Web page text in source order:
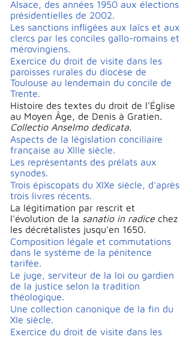
Alsace, des années 1950 aux élections
présidentielles de 2002.
Les sanctions infligées aux laïcs et aux
clercs par les conciles gallo-romains et
mérovingiens.
Exercice du droit de visite dans les
paroisses rurales du diocèse de
Toulouse au lendemain du concile de
Trente.
Histoire des textes du droit de l'Église
au Moyen Âge, de Denis à Gratien.
Collectio Anselmo dedicata
Aspects de la législation conciliaire
française au XIIIe siècle.
Les représentants des prélats aux
synodes.
Trois épiscopats du XIXe siècle, d'après
trois livres récents.
La légitimation par rescrit et
l'évolution de la sanatio in radice chez
les décrétalistes jusqu'en 1650.
Composition légale et commutations
dans le système de la pénitence
tarifée.
Le juge, serviteur de la loi ou gardien
de la justice selon la tradition
théologique.
Une collection canonique de la fin du
XIe siècle.
Exercice du droit de visite dans les